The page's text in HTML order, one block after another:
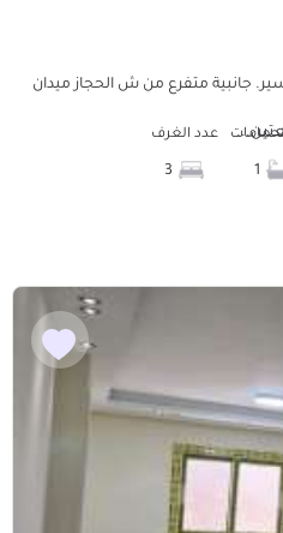
دور 3 بدون اسانسير. جانبية متفرع من ش الحجاز ميدان
عدد الغرف